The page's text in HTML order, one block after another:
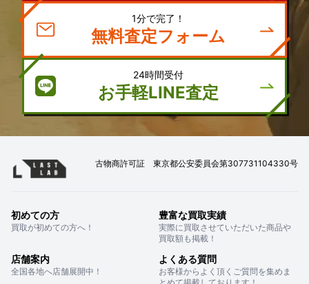
1分で完了！
無料査定フォーム
24時間受付
お手軽LINE査定
古物商許可証 東京都公安委員会第307731104330号
初めての方
買取が初めての方へ！
豊富な買取実績
実際に買取させていただいた商品や
買取額も掲載！
店舗案内
全国各地へ店舗展開中！
よくある質問
お客様からよく頂くご質問を集めま